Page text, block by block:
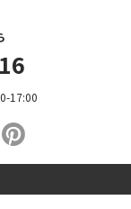
17:00